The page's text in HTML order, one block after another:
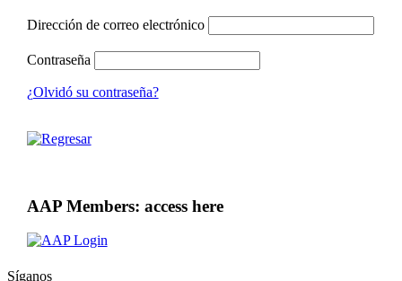
Dirección de correo electrónico
Contraseña
¿Olvidó su contraseña?
AAP Members: access here
Síganos